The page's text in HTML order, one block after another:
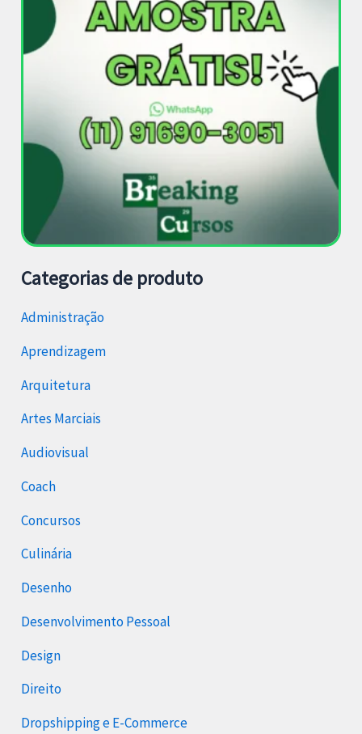
Categorias de produto
Administração
Aprendizagem
Arquitetura
Artes Marciais
Audiovisual
Coach
Concursos
Culinária
Desenho
Desenvolvimento Pessoal
Design
Direito
Dropshipping e E-Commerce